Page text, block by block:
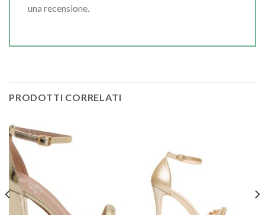
una recensione.
PRODOTTI CORRELATI